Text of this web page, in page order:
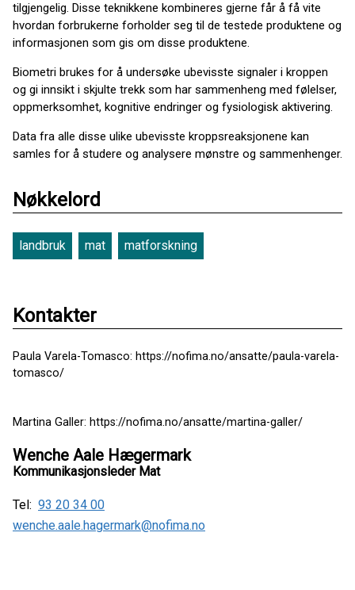
tilgjengelig. Disse teknikkene kombineres gjerne får å få vite
hvordan forbrukerne forholder seg til de testede produktene og
informasjonen som gis om disse produktene.
Biometri brukes for å undersøke ubevisste signaler i kroppen
og gi innsikt i skjulte trekk som har sammenheng med følelser,
oppmerksomhet, kognitive endringer og fysiologisk aktivering.
Data fra alle disse ulike ubevisste kroppsreaksjonene kan
samles for å studere og analysere mønstre og sammenhenger.
Nøkkelord
landbruk mat matforskning
Kontakter
Paula Varela-Tomasco: https://nofima.no/ansatte/paula-varela-
tomasco/
Martina Galler: https://nofima.no/ansatte/martina-galler/
Wenche Aale Hægermark
Kommunikasjonsleder Mat
Tel: 93 20 34 00
wenche.aale.hagermark@nofima.no